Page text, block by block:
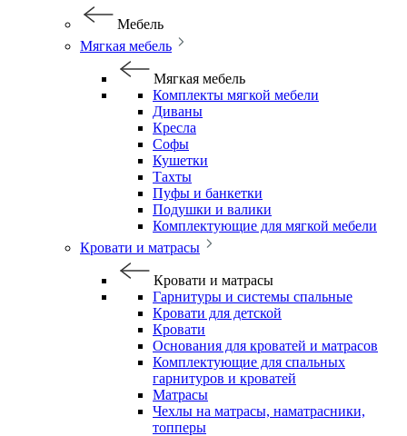
Мебель
Мягкая мебель
Мягкая мебель
Комплекты мягкой мебели
Диваны
Кресла
Софы
Кушетки
Тахты
Пуфы и банкетки
Подушки и валики
Комплектующие для мягкой мебели
Кровати и матрасы
Кровати и матрасы
Гарнитуры и системы спальные
Кровати для детской
Кровати
Основания для кроватей и матрасов
Комплектующие для спальных
гарнитуров и кроватей
Матрасы
Чехлы на матрасы, наматрасники,
топперы